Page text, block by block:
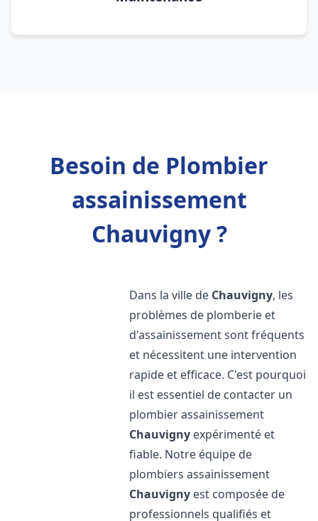
Besoin de Plombier
assainissement
Chauvigny ?
Dans la ville de Chauvigny, les
problèmes de plomberie et
d'assainissement sont fréquents
et nécessitent une intervention
rapide et efficace. C'est pourquoi
il est essentiel de contacter un
plombier assainissement
Chauvigny expérimenté et
fiable. Notre équipe de
plombiers assainissement
Chauvigny est composée de
professionnels qualifiés et